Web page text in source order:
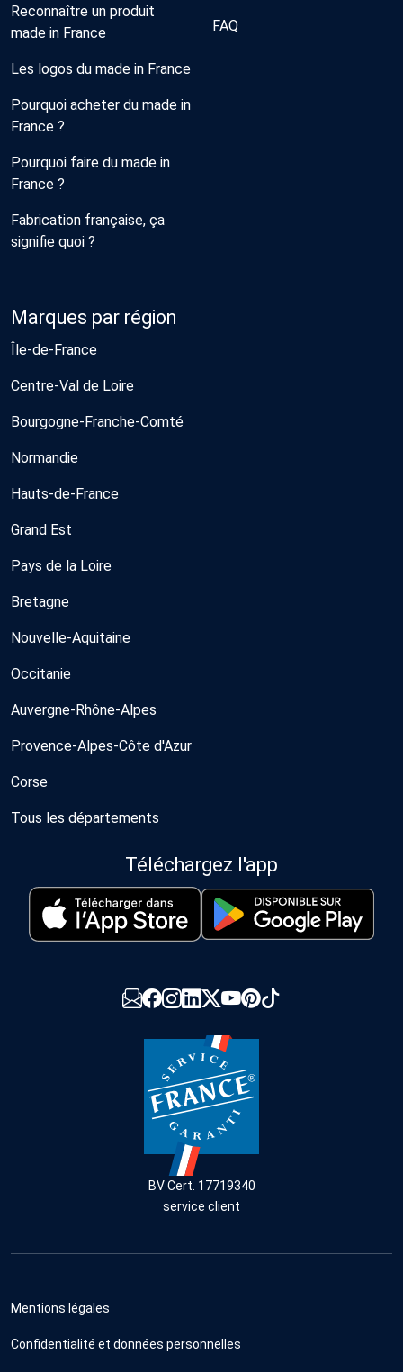
Reconnaître un produit
made in France
Les logos du made in France
Pourquoi acheter du made in
France ?
Pourquoi faire du made in
France ?
Fabrication française, ça
signifie quoi ?
FAQ
Marques par région
Île-de-France
Centre-Val de Loire
Bourgogne-Franche-Comté
Normandie
Hauts-de-France
Grand Est
Pays de la Loire
Bretagne
Nouvelle-Aquitaine
Occitanie
Auvergne-Rhône-Alpes
Provence-Alpes-Côte d'Azur
Corse
Tous les départements
Téléchargez l'app
BV Cert. 17719340
service client
Mentions légales
Confidentialité et données personnelles